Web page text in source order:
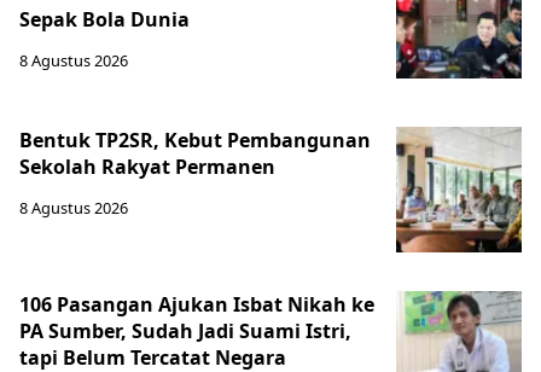
Sepak Bola Dunia
8 Agustus 2026
Bentuk TP2SR, Kebut Pembangunan
Sekolah Rakyat Permanen
8 Agustus 2026
106 Pasangan Ajukan Isbat Nikah ke
PA Sumber, Sudah Jadi Suami Istri,
tapi Belum Tercatat Negara